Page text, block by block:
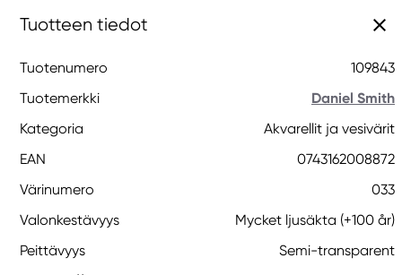
Tuotteen tiedot
Tuotenumero
109843
Tuotemerkki
Daniel Smith
Kategoria
Akvarellit ja vesivärit
EAN
0743162008872
Värinumero
033
Valonkestävyys
Mycket ljusäkta (+100 år)
Peittävyys
Semi-transparent